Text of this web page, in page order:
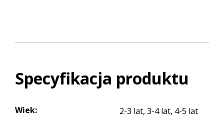
Specyfikacja produktu
Wiek:
2-3 lat, 3-4 lat, 4-5 lat